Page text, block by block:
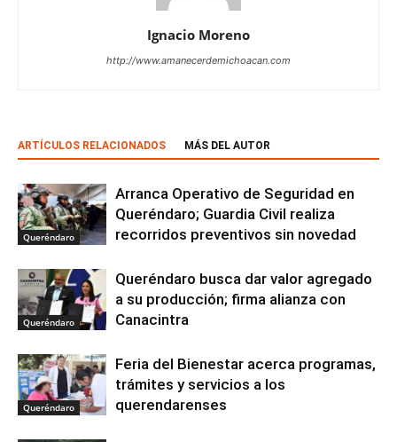
Ignacio Moreno
http://www.amanecerdemichoacan.com
ARTÍCULOS RELACIONADOS MÁS DEL AUTOR
Queréndaro
Arranca Operativo de Seguridad en
Queréndaro; Guardia Civil realiza
recorridos preventivos sin novedad
Queréndaro
Queréndaro busca dar valor agregado
a su producción; firma alianza con
Canacintra
Queréndaro
Feria del Bienestar acerca programas,
trámites y servicios a los
querendarenses